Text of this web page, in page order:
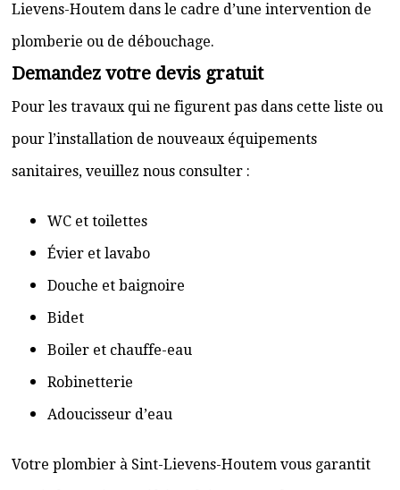
Lievens-Houtem dans le cadre d’une intervention de
plomberie ou de débouchage.
Demandez votre devis gratuit
Pour les travaux qui ne figurent pas dans cette liste ou
pour l’installation de nouveaux équipements
sanitaires, veuillez nous consulter :
WC et toilettes
Évier et lavabo
Douche et baignoire
Bidet
Boiler et chauffe-eau
Robinetterie
Adoucisseur d’eau
Votre plombier à Sint-Lievens-Houtem vous garantit